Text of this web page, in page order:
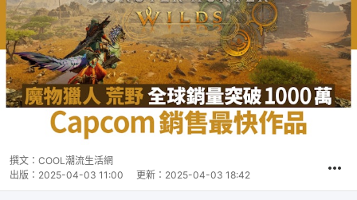
撰文： COOL潮流生活網
出版： 2025-04-03 11:00 更新： 2025-04-03 18:42